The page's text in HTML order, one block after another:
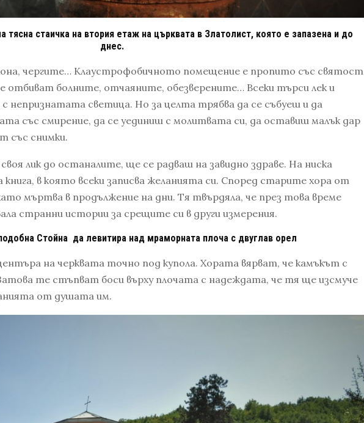
тясна стаичка на втория етаж на църквата в Златолист, която е запазена и до
днес.
чергите… Клаустрофобичното помещение е пропито със святост
отбиват болните, отчаяните, обезверените… Всеки търси лек и
непризнатата светица. Но за целта трябва да се събуеш и да
със смирение, да се уединиш с молитвата си, да оставиш малък дар
със снимки.
лик до останалите, ще се радваш на завидно здраве. На ниска
в която всеки записва желанията си. Според старите хора от
мъртва в продължение на дни. Тя твърдяла, че през това време
странни истории за срещите си в други измерения.
Стойна да левитира над мраморната плоча с двуглав орел
на черквата точно под купола. Хората вярват, че камъкът с
Затова те стъпват боси върху плочата с надеждата, че тя ще изсмуче
от душата им.